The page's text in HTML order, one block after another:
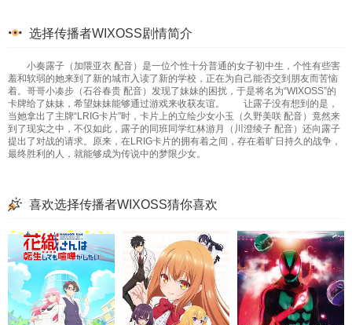
选择传播者WIXOSS剧情简介
小奏露子（加隈亚衣 配音）是一位个性十分普通的女子初中生，个性有些害
羞和软弱的她来到了新的城市入读了新的学校，正在为自己能否交到朋友而苦恼
着。哥哥小凑步（石谷春贵 配音）发现了妹妹的困扰，于是将名为“WIXOSS”的
卡牌给了妹妹，希望妹妹能够通过游戏来收获友谊。 让露子没有想到的是，
当她拿出了主牌“LRIG卡片”时，卡片上的立绘少女小玉（久野美咲 配音）竟然来
到了现实之中，不仅如此，露子的同班同学红林游月（川澄绫子 配音）还向露子
提出了对战的请求。原来，在LRIG卡片的拥有着之间，存在着旷日持久的战争，
最终胜利的人，就能够成为传说中的梦限少女。
喜欢选择传播者WIXOSS猜你喜欢